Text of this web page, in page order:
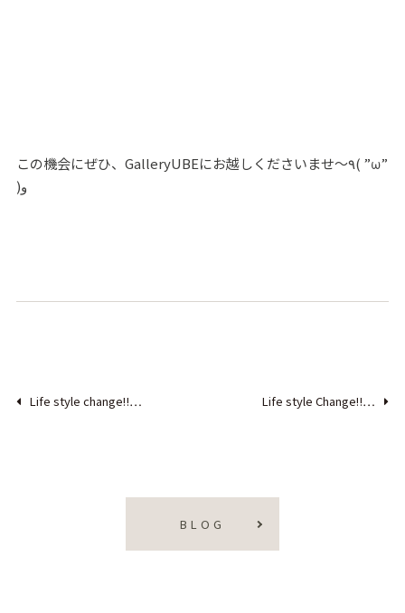
この機会にぜひ、GalleryUBEにお越しくださいませ～٩( ”ω”
)و
Life style change‼… Life style Change‼…
BLOG